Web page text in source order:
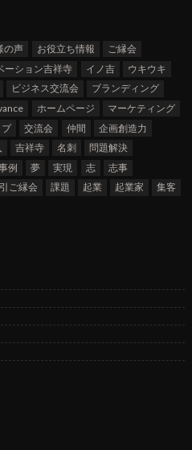
の声 お役立ち情報
ご縁会
ーション吉祥寺 イノ吉
ウキウキ
ビジネス交流会
ブランディング
ホームページ
マーケティング
交流会 仲間
企画創造力
吉祥寺 名刺
問題解決
例
夢 実現 志
志事
ご縁会 課題 起業 起業家
集客